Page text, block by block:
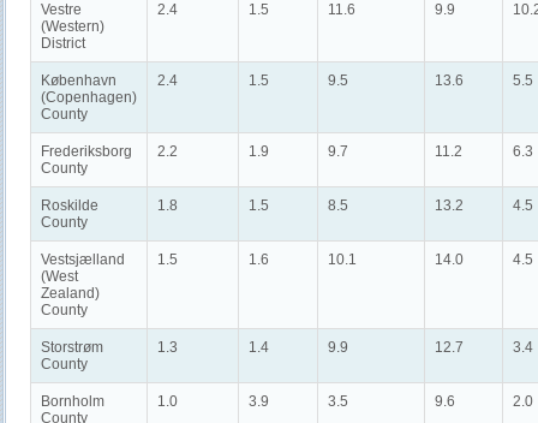
Vestre
(Western)
District
2.4 1.5 11.6 9.9
København
(Copenhagen)
County
2.4 1.5 9.5 13.6 5.5
Frederiksborg
County
2.2 1.9 9.7 11.2 6.3
Roskilde
County
1.8 1.5 8.5 13.2 4.5
Vestsjælland
(West
Zealand)
County
1.5 1.6 10.1 14.0 4.5
Storstrøm
County
1.3 1.4 9.9 12.7 3.4
Bornholm
County
1.0 3.9 3.5 9.6 2.0